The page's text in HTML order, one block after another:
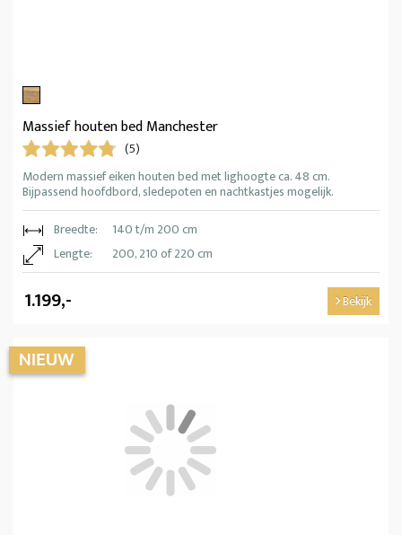
Massief houten bed Manchester
(5)
Modern massief eiken houten bed met lighoogte ca. 48 cm.
Bijpassend hoofdbord, sledepoten en nachtkastjes mogelijk.
Breedte:
140 t/m 200 cm
Lengte:
200, 210 of 220 cm
1.199,- Bekijk